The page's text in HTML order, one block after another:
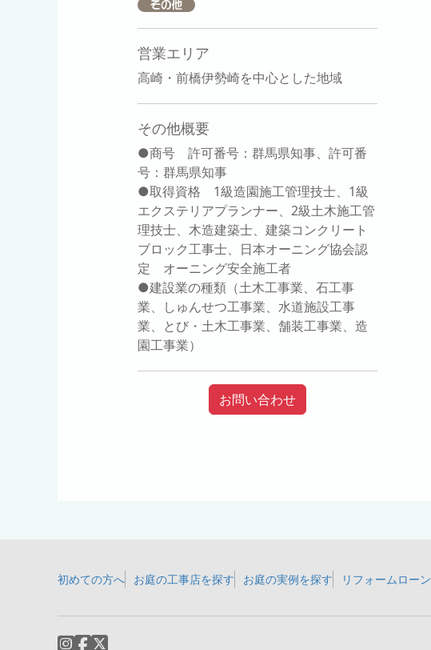
営業エリア
高崎・前橋伊勢崎を中心とした地域
その他概要
●商号 許可番号：群馬県知事、許可番
号：群馬県知事
●取得資格 1級造園施工管理技士、1級
エクステリアプランナー、2級土木施工管
理技士、木造建築士、建築コンクリート
ブロック工事士、日本オーニング協会認
定 オーニング安全施工者
●建設業の種類（土木工事業、石工事
業、しゅんせつ工事業、水道施設工事
業、とび・土木工事業、舗装工事業、造
園工事業）
お問い合わせ
初めての方へ お庭の工事店を探す お庭の実例を探す リフォームローン